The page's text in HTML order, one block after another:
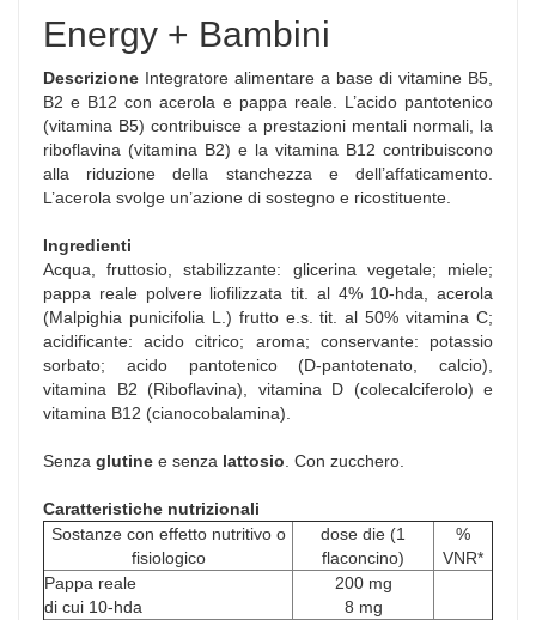
Energy + Bambini
Descrizione Integratore alimentare a base di vitamine B5,
B2 e B12 con acerola e pappa reale. L’acido pantotenico
(vitamina B5) contribuisce a prestazioni mentali normali, la
riboflavina (vitamina B2) e la vitamina B12 contribuiscono
alla riduzione della stanchezza e dell’affaticamento.
L’acerola svolge un’azione di sostegno e ricostituente.
Ingredienti
Acqua, fruttosio, stabilizzante: glicerina vegetale; miele;
pappa reale polvere liofilizzata tit. al 4% 10-hda, acerola
(Malpighia punicifolia L.) frutto e.s. tit. al 50% vitamina C;
acidificante: acido citrico; aroma; conservante: potassio
sorbato; acido pantotenico (D-pantotenato, calcio),
vitamina B2 (Riboflavina), vitamina D (colecalciferolo) e
vitamina B12 (cianocobalamina).
Senza glutine e senza lattosio . Con zucchero.
Caratteristiche nutrizionali
Sostanze con effetto nutritivo o
fisiologico
dose die (1
flaconcino)
%
VNR*
Pappa reale
di cui 10-hda
200 mg
8 mg